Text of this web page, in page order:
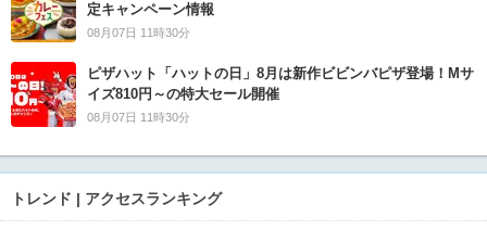
定キャンペーン情報
08月07日 11時30分
ピザハット「ハットの日」8月は新作ビビンバピザ登場！Mサ
イズ810円～の特大セール開催
08月07日 11時30分
トレンド | アクセスランキング